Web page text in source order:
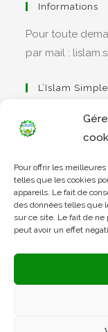
Pour offrir les
telles que les cookies
appareils. Le fait de
des données telles que
sur ce site. Le fait de
peut avoir un effet
Informations
Pour toute
par mail :
L’Islam
dans
un
nouvel
onglet
Apprendre Le